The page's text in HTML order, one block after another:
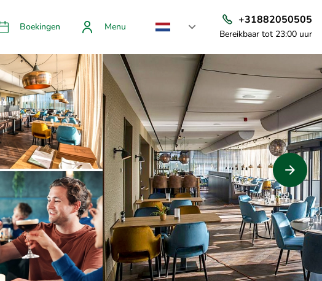
Boekingen Menu
+31882050505
Bereikbaar tot 23:00 uur